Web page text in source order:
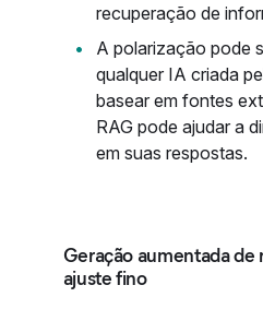
recuperação de
A polarização pode
qualquer IA criada
basear em fontes
RAG pode ajudar a
em suas respostas.
Geração aumentada de
ajuste fino